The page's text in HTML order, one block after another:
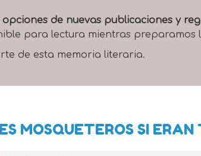
opciones de nuevas publicaciones y
para lectura mientras preparamos
de esta memoria literaria.
MOSQUETEROS SI ERAN